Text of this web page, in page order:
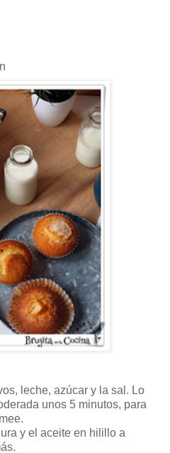
leche, azúcar y la sal. Lo
unos 5 minutos, para
y el aceite en hilillo a